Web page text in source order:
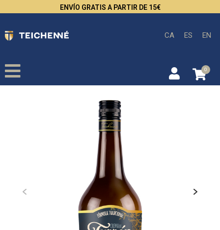
ENVÍO GRATIS A PARTIR DE 15€
CA ES EN
0